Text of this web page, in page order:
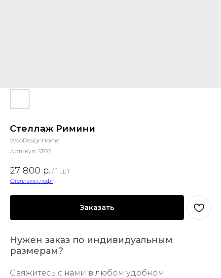
Стеллаж Римини
WooDesignHome
Артикул: ST02
27 800 р. /1 шт
Стеллажи лофт
Заказать
Нужен заказ по индивидуальным
размерам?
Свяжитесь с нами в любом удобном